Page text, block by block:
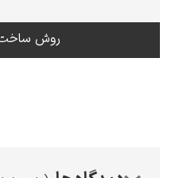
رامبرانت
روش ساخت و ارسال